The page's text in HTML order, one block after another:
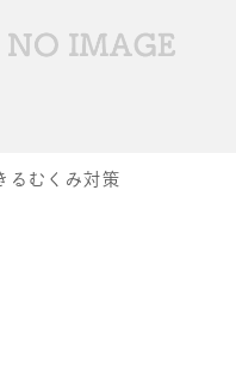
るむくみ対策